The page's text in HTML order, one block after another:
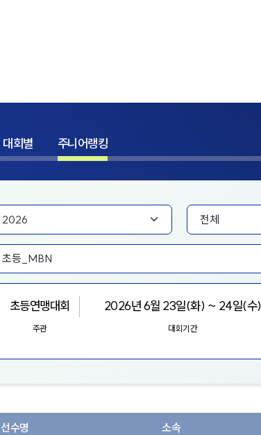
대회별 주니어랭킹
초등연맹대회
주관
2026년 6월 23일(화) ~ 24일(수)
대회기간
선수명 소속